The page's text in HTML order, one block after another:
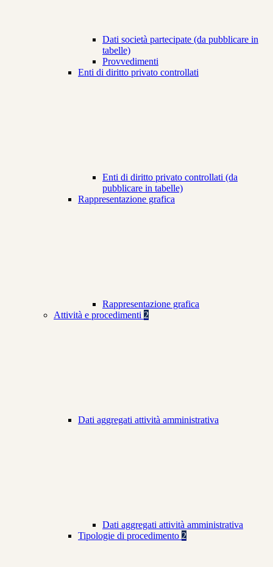
Dati società partecipate (da pubblicare in
tabelle)
Provvedimenti
Enti di diritto privato controllati
Enti di diritto privato controllati (da
pubblicare in tabelle)
Rappresentazione grafica
Rappresentazione grafica
Attività e procedimenti 2
Dati aggregati attività amministrativa
Dati aggregati attività amministrativa
Tipologie di procedimento 2